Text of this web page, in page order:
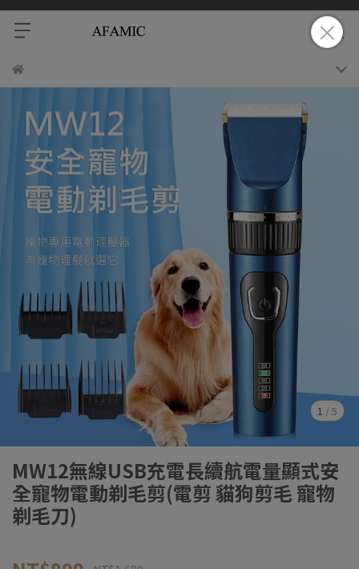
1 /5
MW12無線USB充電長續航電量顯式安
全寵物電動剃毛剪(電剪 貓狗剪毛 寵物
剃毛刀)